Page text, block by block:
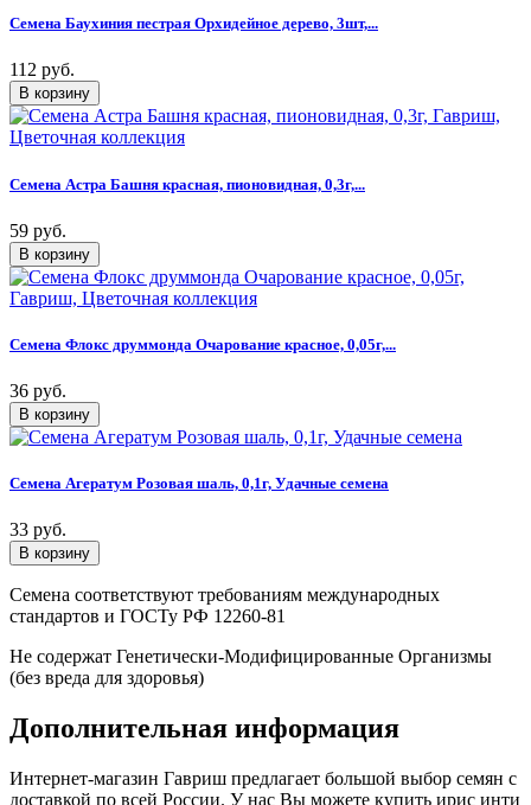
Семена Баухиния пестрая Орхидейное дерево, 3шт,...
112 руб.
Семена Астра Башня красная, пионовидная, 0,3г,...
59 руб.
Семена Флокс друммонда Очарование красное, 0,05г,...
36 руб.
Семена Агератум Розовая шаль, 0,1г, Удачные семена
33 руб.
Семена соответствуют требованиям международных
стандартов и ГОСТу РФ 12260-81
Не содержат Генетически-Модифицированные Организмы
(без вреда для здоровья)
Дополнительная информация
Интернет-магазин Гавриш предлагает большой выбор семян с
доставкой по всей России. У нас Вы можете купить ирис инти